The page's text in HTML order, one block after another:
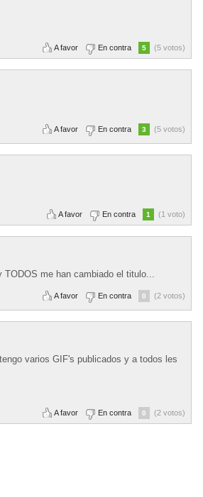
A favor En contra 5 (5 votos)
A favor En contra 3 (5 votos)
A favor En contra 1 (1 voto)
me han cambiado el titulo...
A favor En contra 0 (2 votos)
varios GIF's publicados y a todos les
A favor En contra 0 (2 votos)